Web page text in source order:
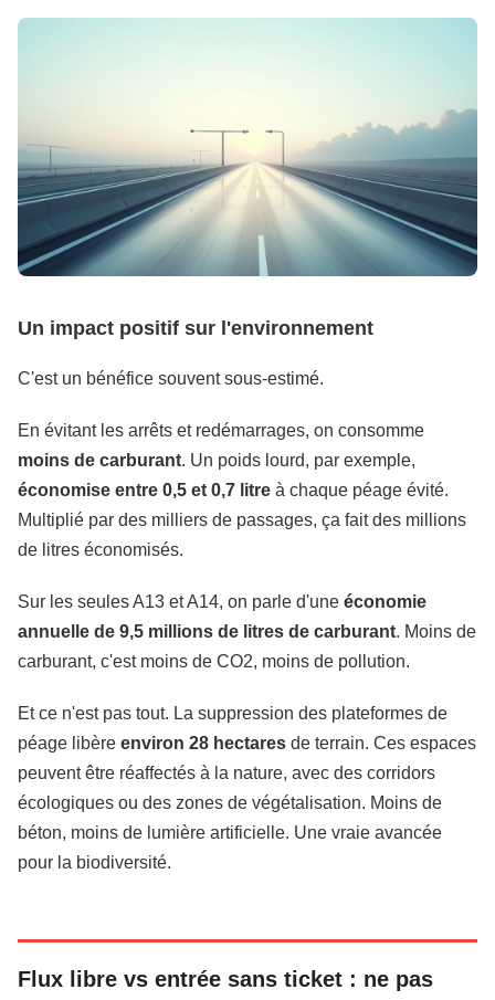
Un impact positif sur l'environnement
C'est un bénéfice souvent sous-estimé.
En évitant les arrêts et redémarrages, on consomme
moins de carburant. Un poids lourd, par exemple,
économise entre 0,5 et 0,7 litre à chaque péage évité.
Multiplié par des milliers de passages, ça fait des millions
de litres économisés.
Sur les seules A13 et A14, on parle d'une économie
annuelle de 9,5 millions de litres de carburant. Moins de
carburant, c'est moins de CO2, moins de pollution.
Et ce n'est pas tout. La suppression des plateformes de
péage libère environ 28 hectares de terrain. Ces espaces
peuvent être réaffectés à la nature, avec des corridors
écologiques ou des zones de végétalisation. Moins de
béton, moins de lumière artificielle. Une vraie avancée
pour la biodiversité.
Flux libre vs entrée sans ticket : ne pas